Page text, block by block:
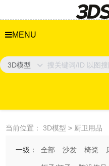
MENU
3D模型
当前位置： 3D模型 > 厨卫用品
一级： 全部 沙发 椅凳